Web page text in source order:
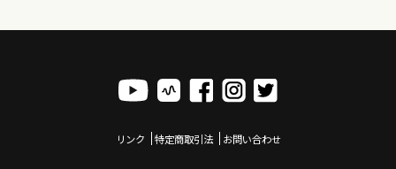
リンク 特定商取引法 お問い合わせ